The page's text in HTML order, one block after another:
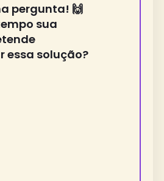
pergunta! 🙌
sua
essa solução?